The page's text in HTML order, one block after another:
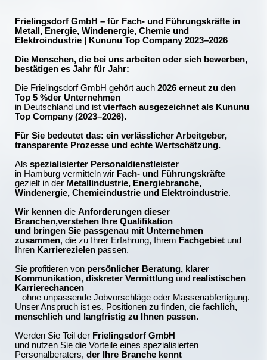
Frielingsdorf GmbH – für Fach- und Führungskräfte in
Metall, Energie, Windenergie, Chemie und
Elektroindustrie | Kununu Top Company 2023–2026
Die Menschen, die bei uns arbeiten oder sich bewerben,
bestätigen es Jahr für Jahr:
Die Frielingsdorf GmbH gehört auch 2026 erneut zu den
Top 5 %der Unternehmen
in Deutschland und ist vierfach ausgezeichnet als Kununu
Top Company (2023–2026).
Für Sie bedeutet das: ein verlässlicher Arbeitgeber,
transparente Prozesse und echte Wertschätzung.
Als spezialisierter Personaldienstleister
in Hamburg vermitteln wir Fach- und Führungskräfte
gezielt in der Metallindustrie, Energiebranche,
Windenergie, Chemieindustrie und Elektroindustrie.
Wir kennen die Anforderungen dieser
Branchen,verstehen Ihre Qualifikation
und bringen Sie passgenau mit Unternehmen
zusammen, die zu Ihrer Erfahrung, Ihrem Fachgebiet und
Ihren Karrierezielen passen.
Sie profitieren von persönlicher Beratung, klarer
Kommunikation, diskreter Vermittlung und realistischen
Karrierechancen
– ohne unpassende Jobvorschläge oder Massenabfertigung.
Unser Anspruch ist es, Positionen zu finden, die fachlich,
menschlich und langfristig zu Ihnen passen.
Werden Sie Teil der Frielingsdorf GmbH
und nutzen Sie die Vorteile eines spezialisierten
Personalberaters, der Ihre Branche kennt